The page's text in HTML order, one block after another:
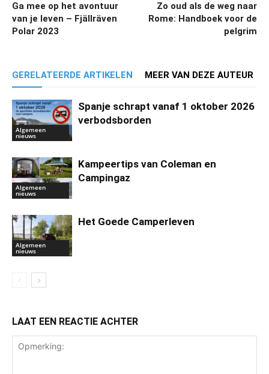
Ga mee op het avontuur
van je leven – Fjällräven
Polar 2023
Zo oud als de weg naar
Rome: Handboek voor de
pelgrim
GERELATEERDE ARTIKELEN MEER VAN DEZE AUTEUR
Algemeen
nieuws
Spanje schrapt vanaf 1 oktober 2026
verbodsborden
Algemeen
nieuws
Kampeertips van Coleman en
Campingaz
Algemeen
nieuws
Het Goede Camperleven
LAAT EEN REACTIE ACHTER